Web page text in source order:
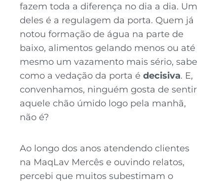
fazem toda a diferença no dia a dia. Um
deles é a regulagem da porta. Quem já
notou formação de água na parte de
baixo, alimentos gelando menos ou até
mesmo um vazamento mais sério, sabe
como a vedação da porta é decisiva. E,
convenhamos, ninguém gosta de sentir
aquele chão úmido logo pela manhã,
não é?
Ao longo dos anos atendendo clientes
na MaqLav Mercês e ouvindo relatos,
percebi que muitos subestimam o